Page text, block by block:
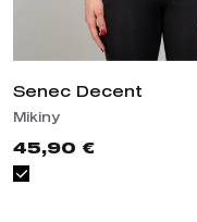
Senec Decent
Mikiny
45,90 €